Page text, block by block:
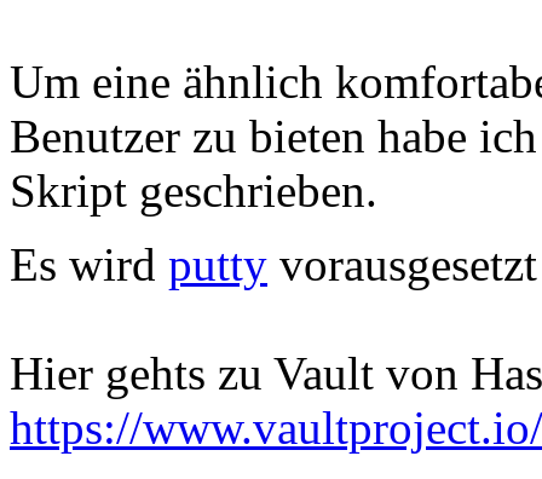
Um eine ähnlich
Benutzer zu bieten habe
Skript geschrieben.
Es wird putty
Hier gehts zu Vault von
https://www.vaultproject.io/